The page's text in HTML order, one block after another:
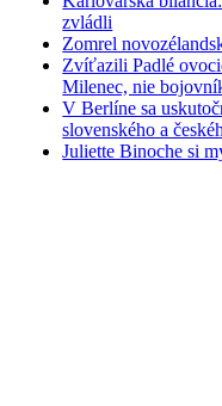
zvládli
Zomrel
Zvíťazili Padlé
Milenec, nie
V Berlíne sa
slovenského a
Juliette Binoche si